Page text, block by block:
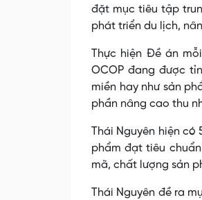
đặt mục tiêu tập
phát triển du lịch,
Thực hiện Đề án
OCOP đang được
miền hay như sản
phần nâng cao thu
Thái Nguyên hiện có
phẩm đạt tiêu
mã, chất lượng sản
Thái Nguyên đề ra